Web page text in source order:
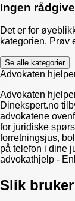
Ingen
Det er for
kategorien. Prøv
Se alle kategorier
Advokaten
Advokaten
Dinekspert.no
advokatene
for juridiske
forretningsjus,
på telefon i dine
advokathjelp -
Slik